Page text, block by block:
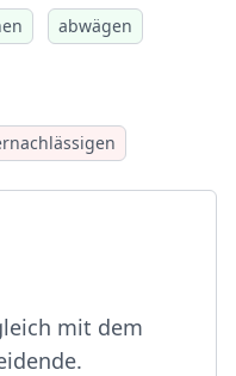
abwägen
mit dem